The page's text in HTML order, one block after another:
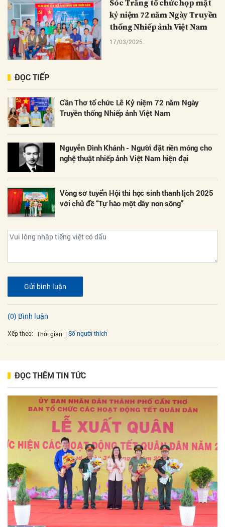
Sóc Trăng tổ chức họp mặt
kỷ niệm 72 năm Ngày Truyền
thống Nhiếp ảnh Việt Nam
17/03/2025
ĐỌC TIẾP
Cần Thơ tổ chức Lễ Kỷ niệm 72 năm Ngày
Truyền thống Nhiếp ảnh Việt Nam
Nguyễn Đình Khánh - Người đặt nền móng cho
nghệ thuật nhiếp ảnh Việt Nam hiện đại
Vòng sơ tuyển Hội thi học sinh thanh lịch 2025
với chủ đề “Tự hào một dãy non sông”
Gửi bình luận
(0) Bình luận
Xếp theo: Thời gian Số người thích
ĐỌC THÊM TIN TỨC